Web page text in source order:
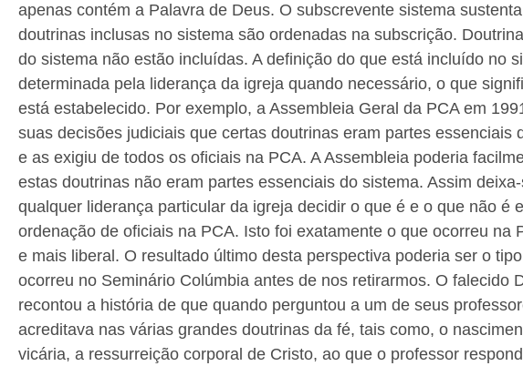
apenas contém a Palavra de Deus. O subscrevente sistema
doutrinas inclusas no sistema são ordenadas na subscrição.
do sistema não estão incluídas. A definição do que está incluído no
determinada pela liderança da igreja quando necessário, o que
está estabelecido. Por exemplo, a Assembleia Geral da PCA em
suas decisões judiciais que certas doutrinas eram partes essenciais
e as exigiu de todos os oficiais na PCA. A Assembleia poderia
estas doutrinas não eram partes essenciais do sistema. Assim
qualquer liderança particular da igreja decidir o que é e o que não é
ordenação de oficiais na PCA. Isto foi exatamente o que ocorreu na
e mais liberal. O resultado último desta perspectiva poderia ser o
ocorreu no Seminário Colúmbia antes de nos retirarmos. O falecido
recontou a história de que quando perguntou a um de seus
acreditava nas várias grandes doutrinas da fé, tais como, o
vicária, a ressurreição corporal de Cristo, ao que o professor